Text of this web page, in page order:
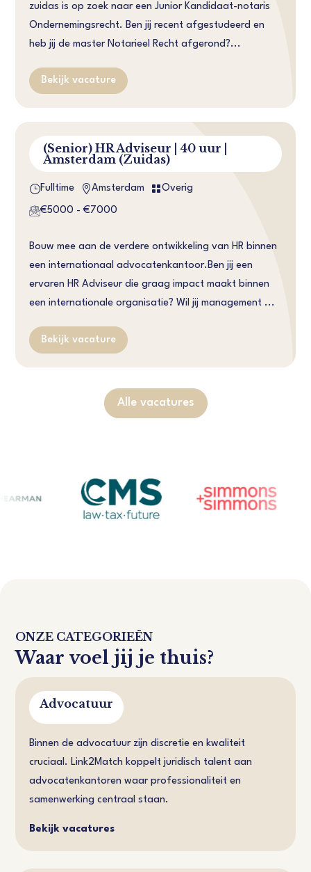
zuidas is op zoek naar een Junior Kandidaat-notaris
Ondernemingsrecht. Ben jij recent afgestudeerd en
heb jij de master Notarieel Recht afgerond?...
Bekijk vacature
(Senior) HR Adviseur | 40 uur |
Amsterdam (Zuidas)
}Fulltime Amsterdam Overig
€5000 - €7000
Bouw mee aan de verdere ontwikkeling van HR binnen
een internationaal advocatenkantoor.Ben jij een
ervaren HR Adviseur die graag impact maakt binnen
een internationale organisatie? Wil jij management ...
Bekijk vacature
Alle vacatures
ONZE CATEGORIEËN
Waar voel jij je thuis?
Advocatuur
Binnen de advocatuur zijn discretie en kwaliteit
cruciaal. Link2Match koppelt juridisch talent aan
advocatenkantoren waar professionaliteit en
samenwerking centraal staan.
Bekijk vacatures